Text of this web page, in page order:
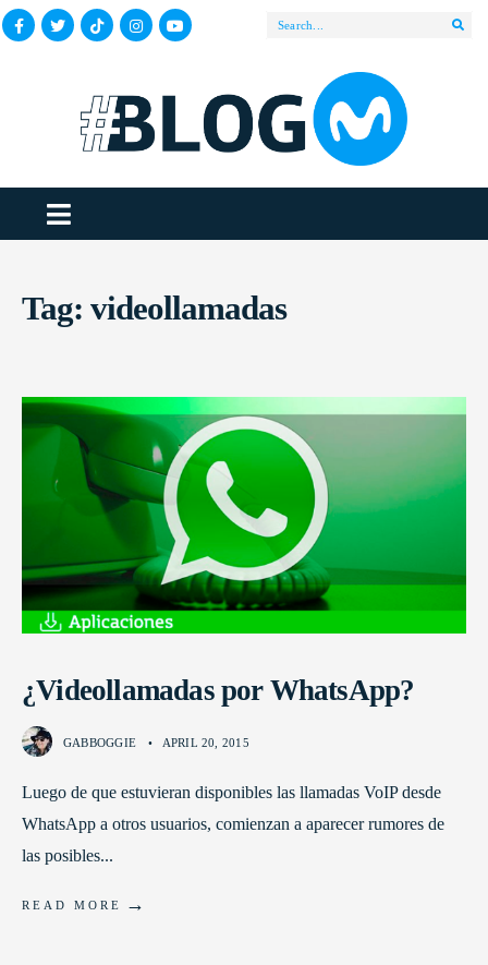
Tag: videollamadas
¿Videollamadas por WhatsApp?
GABBOGGIE • APRIL 20, 2015
Luego de que estuvieran disponibles las llamadas VoIP desde
WhatsApp a otros usuarios, comienzan a aparecer rumores de
las posibles...
READ MORE →